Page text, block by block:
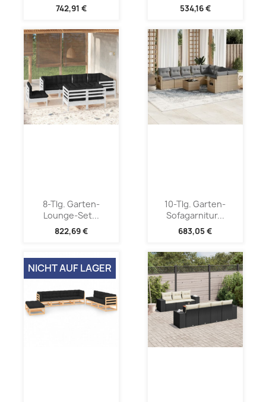
742,91 € 534,16 €
8-Tlg. Garten-
Lounge-Set...
822,69 €
10-Tlg. Garten-
Sofagarnitur...
683,05 €
NICHT AUF LAGER